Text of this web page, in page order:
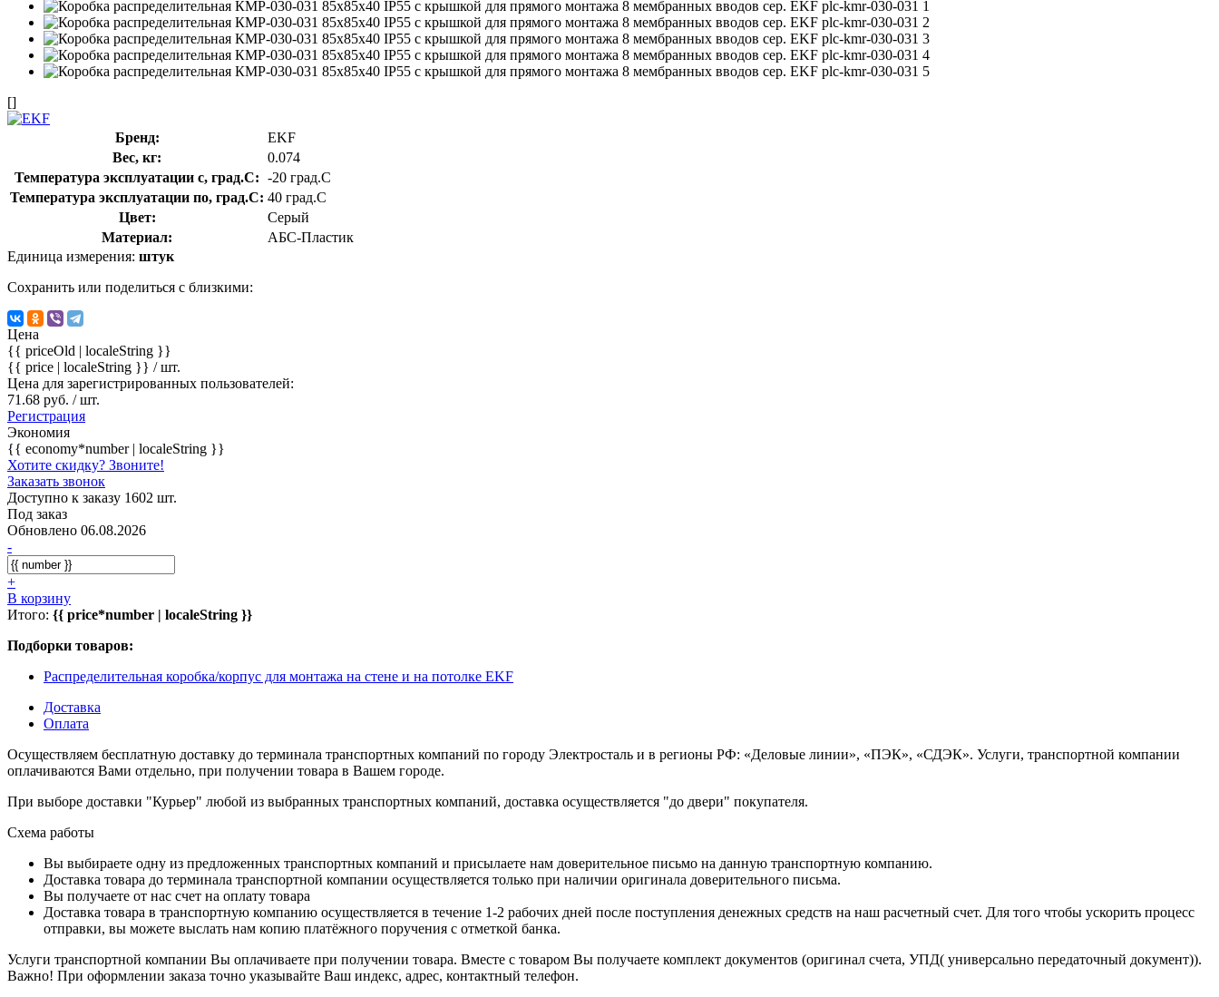
[]
Бренд:
EKF
Вес, кг:
0.074
Температура эксплуатации с, град.C: -20 град.C
Температура эксплуатации по, град.C: 40 град.C
Цвет:
Серый
Материал:
АБС-Пластик
Единица измерения: штук
Сохранить или поделиться с близкими:
Цена
{{ priceOld | localeString }}
{{ price | localeString }} / шт.
Цена для зарегистрированных пользователей:
71.68 руб. / шт.
Регистрация
Экономия
{{ economy*number | localeString }}
Хотите скидку? Звоните!
Заказать звонок
Доступно к заказу 1602 шт.
Под заказ
Обновлено 06.08.2026
-
+
В корзину
Итого: {{ price*number | localeString }}
Подборки товаров:
Распределительная коробка/корпус для монтажа на стене и на потолке EKF
Доставка
Оплата
Осуществляем бесплатную доставку до терминала транспортных компаний по городу Электросталь и в регионы РФ: «Деловые линии», «ПЭК», «СДЭК». Услуги, транспортной компании
оплачиваются Вами отдельно, при получении товара в Вашем городе.
При выборе доставки "Курьер" любой из выбранных транспортных компаний, доставка осуществляется "до двери" покупателя.
Схема работы
Вы выбираете одну из предложенных транспортных компаний и присылаете нам доверительное письмо на данную транспортную компанию.
Доставка товара до терминала транспортной компании осуществляется только при наличии оригинала доверительного письма.
Вы получаете от нас счет на оплату товара
Доставка товара в транспортную компанию осуществляется в течение 1-2 рабочих дней после поступления денежных средств на наш расчетный счет. Для того чтобы ускорить процесс
отправки, вы можете выслать нам копию платёжного поручения с отметкой банка.
Услуги транспортной компании Вы оплачиваете при получении товара. Вместе с товаром Вы получаете комплект документов (оригинал счета, УПД( универсально передаточный документ)).
Важно! При оформлении заказа точно указывайте Ваш индекс, адрес, контактный телефон.